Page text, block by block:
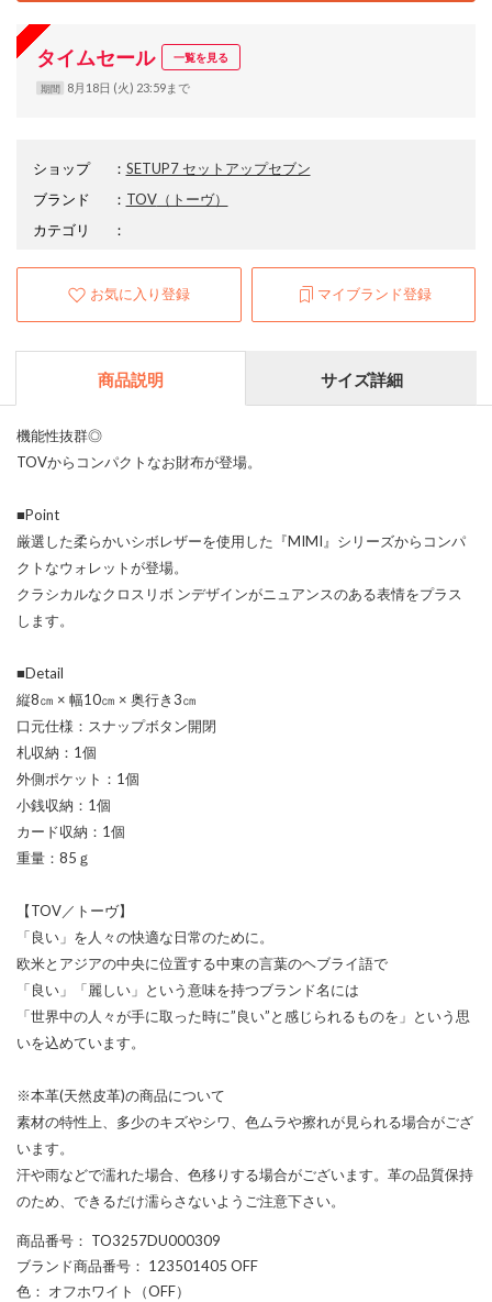
タイムセール 一覧を見る
期間 8月18日 (火) 23:59まで
ショップ ： SETUP7 セットアップセブン
ブランド
： TOV（トーヴ）
カテゴリ
：
お気に入り登録 マイブランド登録
商品説明 サイズ詳細
機能性抜群◎
TOVからコンパクトなお財布が登場。
■Point
厳選した柔らかいシボレザーを使用した『MIMI』シリーズからコンパ
クトなウォレットが登場。
クラシカルなクロスリボ ンデザインがニュアンスのある表情をプラス
します。
■Detail
縦8㎝ × 幅10㎝ × 奥行き3㎝
口元仕様：スナップボタン開閉
札収納：1個
外側ポケット：1個
小銭収納：1個
カード収納：1個
重量：85ｇ
【TOV／トーヴ】
「良い」を人々の快適な日常のために。
欧米とアジアの中央に位置する中東の言葉のヘブライ語で
「良い」「麗しい」という意味を持つブランド名には
「世界中の人々が手に取った時に”良い”と感じられるものを」という思
いを込めています。
※本革(天然皮革)の商品について
素材の特性上、多少のキズやシワ、色ムラや擦れが見られる場合がござ
います。
汗や雨などで濡れた場合、色移りする場合がございます。革の品質保持
のため、できるだけ濡らさないようご注意下さい。
商品番号 ： TO3257DU000309
ブランド商品番号 ： 123501405 OFF
色 ： オフホワイト（OFF）